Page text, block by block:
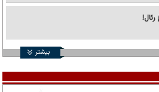
رئال!
بیشتر